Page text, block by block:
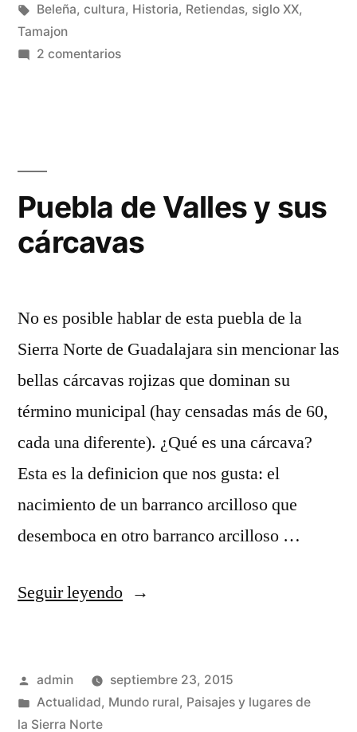
Norte»
Etiquetas:
Beleña, cultura, Historia, Retiendas, siglo XX,
Tamajon
2 comentariosen
Norte
Puebla de Valles y sus
cárcavas
No es posible hablar de esta puebla de la
Sierra Norte de Guadalajara sin mencionar las
bellas cárcavas rojizas que dominan su
término municipal (hay censadas más de 60,
cada una diferente). ¿Qué es una cárcava?
Esta es la definicion que nos gusta: el
nacimiento de un barranco arcilloso que
desemboca en otro barranco arcilloso …
Seguir leyendo«Puebla
y
Publicado
por
admin
septiembre 23, 2015
Publicado
en
Actualidad, Mundo rural, Paisajes y lugares de
la Sierra Norte